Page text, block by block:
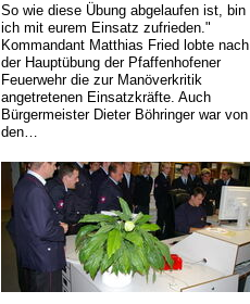
So wie diese Übung abgelaufen ist, bin
ich mit eurem Einsatz zufrieden."
Kommandant Matthias Fried lobte nach
der Hauptübung der Pfaffenhofener
Feuerwehr die zur Manöverkritik
angetretenen Einsatzkräfte. Auch
Bürgermeister Dieter Böhringer war von
den…